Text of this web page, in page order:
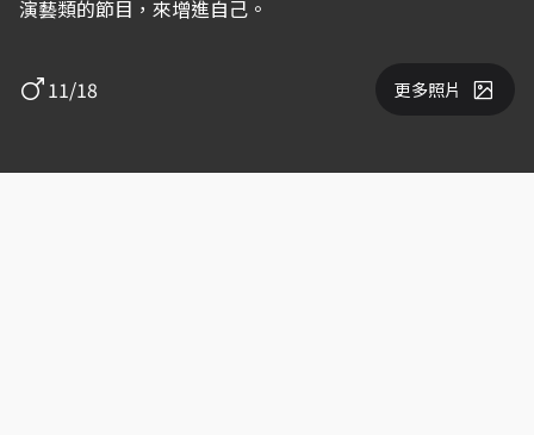
演藝類的節目，來增進自己。
11/18 更多照片